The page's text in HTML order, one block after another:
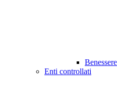
Enti controllati